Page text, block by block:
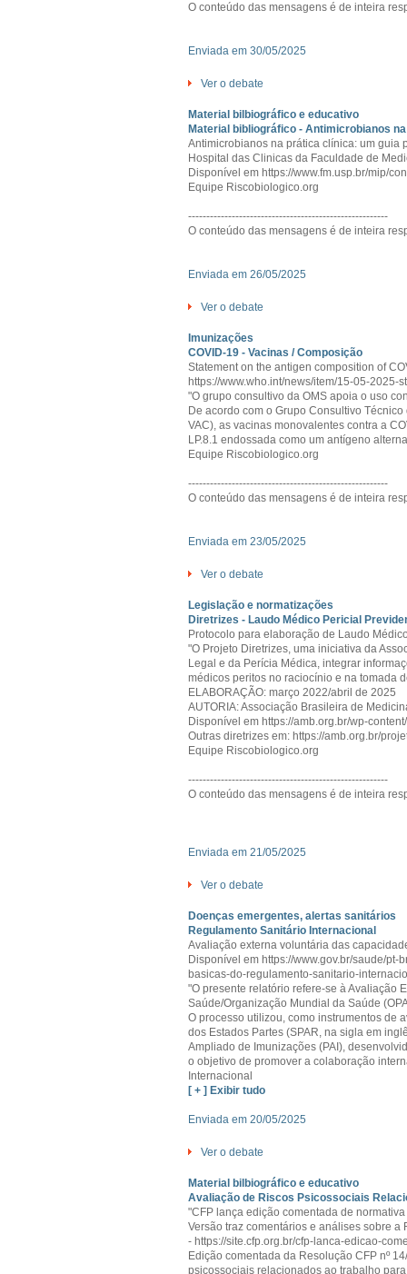
O conteúdo das mensagens é de inteira
Enviada em 30/05/2025
Ver o debate
Material bilbiográfico e educativo
Material bibliográfico - Antimicrobianos
Antimicrobianos na prática clínica: um guia
Hospital das Clinicas da Faculdade de
Disponível em https://www.fm.usp.br/mip/
Equipe Riscobiologico.org
-------------------------------------------------------
O conteúdo das mensagens é de inteira
Enviada em 26/05/2025
Ver o debate
Imunizações
COVID-19 - Vacinas / Composição
Statement on the antigen composition of
https://www.who.int/news/item/15-05-
"O grupo consultivo da OMS apoia o uso
De acordo com o Grupo Consultivo
VAC), as vacinas monovalentes contra a
LP.8.1 endossada como um antígeno
Equipe Riscobiologico.org
-------------------------------------------------------
O conteúdo das mensagens é de inteira
Enviada em 23/05/2025
Ver o debate
Legislação e normatizações
Diretrizes - Laudo Médico Pericial
Protocolo para elaboração de Laudo
"O Projeto Diretrizes, uma iniciativa da
Legal e da Perícia Médica, integrar
médicos peritos no raciocínio e na tomada
ELABORAÇÃO: março 2022/abril de 2025
AUTORIA: Associação Brasileira de
Disponível em https://amb.org.br/wp-
Outras diretrizes em: https://amb.org.br/
Equipe Riscobiologico.org
-------------------------------------------------------
O conteúdo das mensagens é de inteira
Enviada em 21/05/2025
Ver o debate
Doenças emergentes, alertas sanitários
Regulamento Sanitário Internacional
Avaliação externa voluntária das
Disponível em https://www.gov.br/saude/
basicas-do-regulamento-sanitario-
"O presente relatório refere-se à Avaliação
Saúde/Organização Mundial da Saúde
O processo utilizou, como instrumentos de
dos Estados Partes (SPAR, na sigla em
Ampliado de Imunizações (PAI),
o objetivo de promover a colaboração
Internacional
[ + ] Exibir tudo
Enviada em 20/05/2025
Ver o debate
Material bilbiográfico e educativo
Avaliação de Riscos Psicossociais
"CFP lança edição comentada de
Versão traz comentários e análises sobre
- https://site.cfp.org.br/cfp-lanca-edicao-
Edição comentada da Resolução CFP nº
psicossociais relacionados ao trabalho